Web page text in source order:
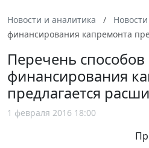
Новости и аналитика Новости
финансирования капремонта
Перечень способов
финансирования
предлагается
1 февраля 2016 18:00